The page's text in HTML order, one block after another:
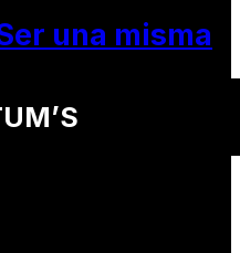
una misma